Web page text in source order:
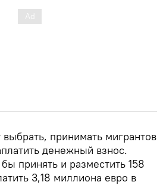
выбрать, принимать мигрантов
денежный взнос.
принять и разместить 158
3,18 миллиона евро в